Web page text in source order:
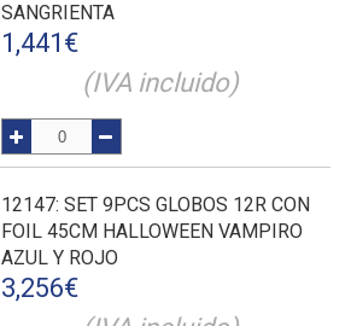
SANGRIENTA
1,441 €
(IVA incluido)
12147: SET 9PCS GLOBOS 12R CON
FOIL 45CM HALLOWEEN VAMPIRO
AZUL Y ROJO
3,256€